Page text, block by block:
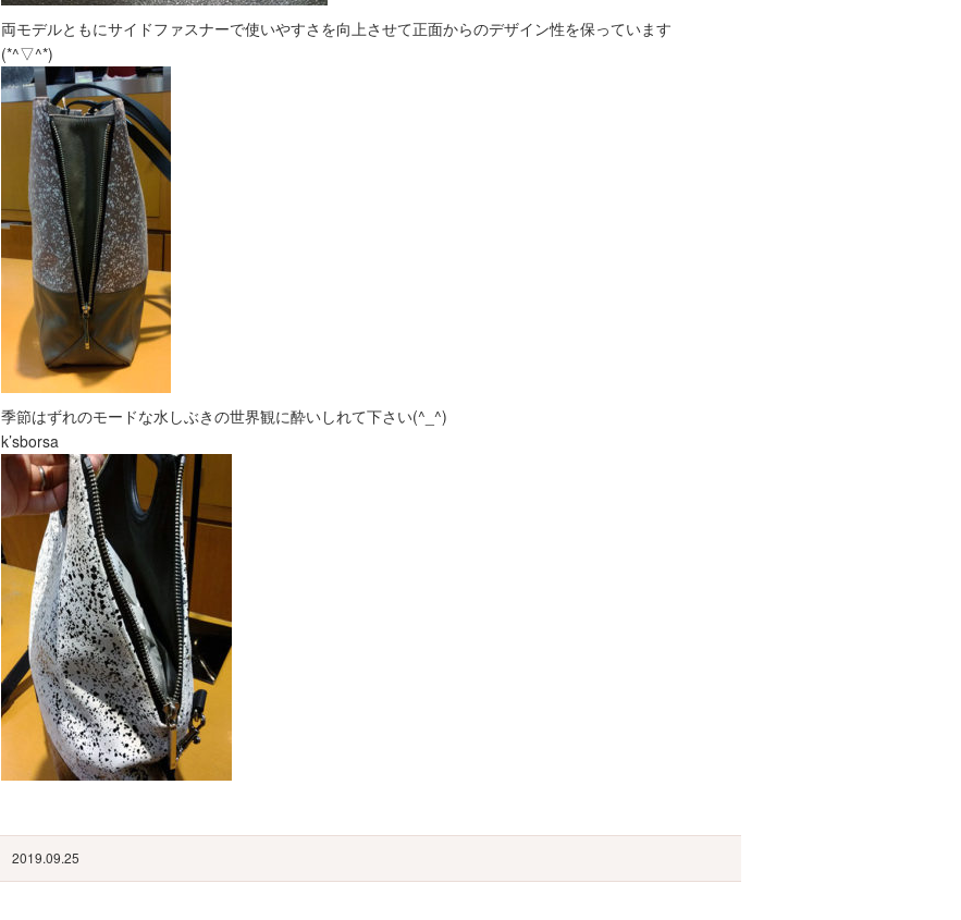
両モデルともにサイドファスナーで使いやすさを向上させて正面からのデザイン性を保っています
(*^▽^*)
季節はずれのモードな水しぶきの世界観に酔いしれて下さい(^_^)
k’sborsa
2019.09.25